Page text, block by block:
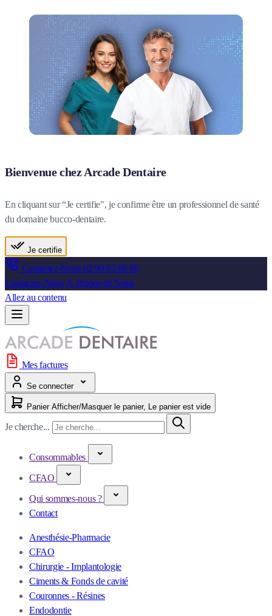
Bienvenue chez Arcade Dentaire
En cliquant sur “Je certifie", je confirme être un professionnel de santé
du domaine bucco-dentaire.
Je certifie
Contactez-Nous02 99 83 88 89
Contactez-Nous À Propos de Nous
Allez au contenu
Mes factures
Se connecter
Panier Afficher/Masquer le panier, Le panier est vide
Je cherche...
Consommables
CFAO
Qui sommes-nous ?
Contact
Anesthésie-Pharmacie
CFAO
Chirurgie - Implantologie
Ciments & Fonds de cavité
Couronnes - Résines
Endodontie